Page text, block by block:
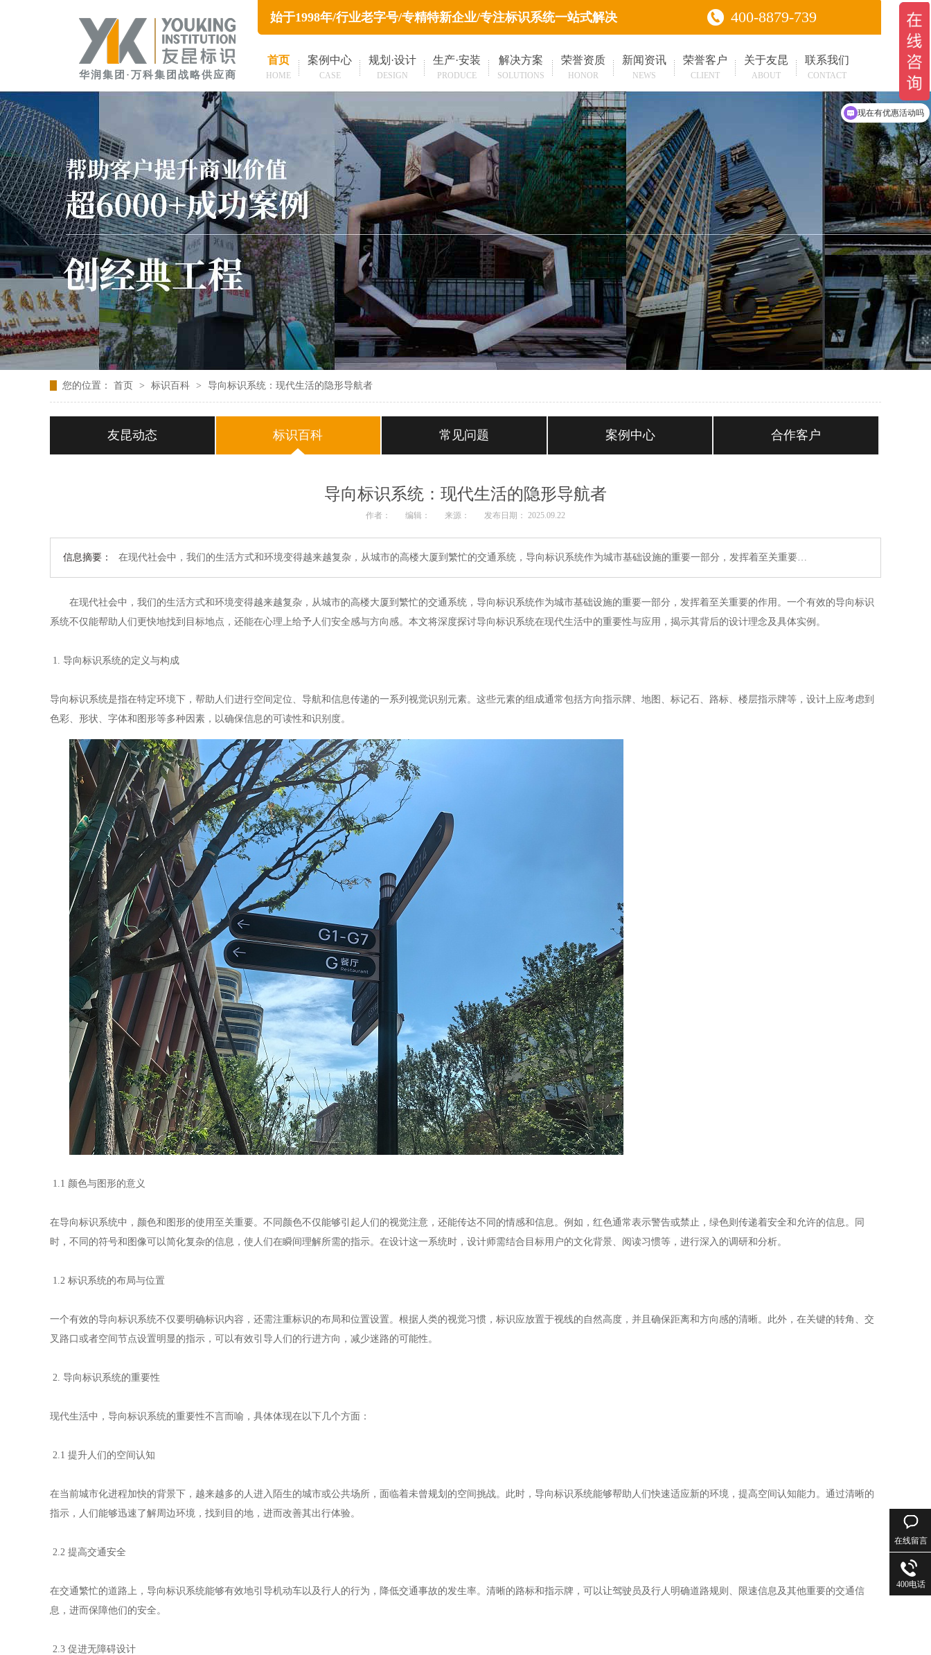
华润集团·万科集团战略供应商
始于1998年/行业老字号/专精特新企业/专注标识系统一站式解决 400-8879-739
首页
HOME
案例中心
CASE
规划·设计
DESIGN
生产·安装
PRODUCE
解决方案
SOLUTIONS
荣誉资质
HONOR
新闻资讯
NEWS
荣誉客户
CLIENT
关于友昆
ABOUT
联系我们
CONTACT
您的位置： 首页 > 标识百科 > 导向标识系统：现代生活的隐形导航者
友昆动态 标识百科 常见问题 案例中心 合作客户
导向标识系统：现代生活的隐形导航者
作者： 编辑： 来源： 发布日期： 2025.09.22
信息摘要： 在现代社会中，我们的生活方式和环境变得越来越复杂，从城市的高楼大厦到繁忙的交通系统，导向标识系统作为城市基础设施的重要一部分，发挥着至关重要…
在现代社会中，我们的生活方式和环境变得越来越复杂，从城市的高楼大厦到繁忙的交通系统，导向标识系统作为城市基础设施的重要一部分，发挥着至关重要的作用。一个有效的导向标识
系统不仅能帮助人们更快地找到目标地点，还能在心理上给予人们安全感与方向感。本文将深度探讨导向标识系统在现代生活中的重要性与应用，揭示其背后的设计理念及具体实例。
1. 导向标识系统的定义与构成
导向标识系统是指在特定环境下，帮助人们进行空间定位、导航和信息传递的一系列视觉识别元素。这些元素的组成通常包括方向指示牌、地图、标记石、路标、楼层指示牌等，设计上应考虑到
色彩、形状、字体和图形等多种因素，以确保信息的可读性和识别度。
1.1 颜色与图形的意义
在导向标识系统中，颜色和图形的使用至关重要。不同颜色不仅能够引起人们的视觉注意，还能传达不同的情感和信息。例如，红色通常表示警告或禁止，绿色则传递着安全和允许的信息。同
时，不同的符号和图像可以简化复杂的信息，使人们在瞬间理解所需的指示。在设计这一系统时，设计师需结合目标用户的文化背景、阅读习惯等，进行深入的调研和分析。
1.2 标识系统的布局与位置
一个有效的导向标识系统不仅要明确标识内容，还需注重标识的布局和位置设置。根据人类的视觉习惯，标识应放置于视线的自然高度，并且确保距离和方向感的清晰。此外，在关键的转角、交
叉路口或者空间节点设置明显的指示，可以有效引导人们的行进方向，减少迷路的可能性。
2. 导向标识系统的重要性
现代生活中，导向标识系统的重要性不言而喻，具体体现在以下几个方面：
2.1 提升人们的空间认知
在当前城市化进程加快的背景下，越来越多的人进入陌生的城市或公共场所，面临着未曾规划的空间挑战。此时，导向标识系统能够帮助人们快速适应新的环境，提高空间认知能力。通过清晰的
指示，人们能够迅速了解周边环境，找到目的地，进而改善其出行体验。
2.2 提高交通安全
在交通繁忙的道路上，导向标识系统能够有效地引导机动车以及行人的行为，降低交通事故的发生率。清晰的路标和指示牌，可以让驾驶员及行人明确道路规则、限速信息及其他重要的交通信
息，进而保障他们的安全。
2.3 促进无障碍设计
在线留言
400电话
现在有优惠活动吗